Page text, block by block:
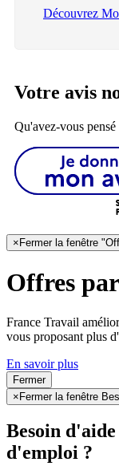
Découvrez
Votre avis
Qu'avez-vous
×Fermer la fenêtre
Offres
France Travail
vous proposant plus
En savoir plus
Fermer
×Fermer la fenêtre
Besoin
d'emploi ?